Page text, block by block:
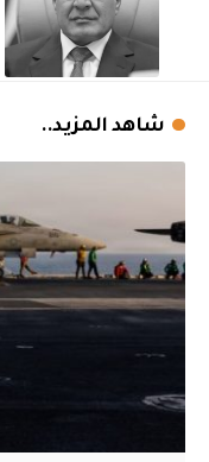
شاهد المزيد..